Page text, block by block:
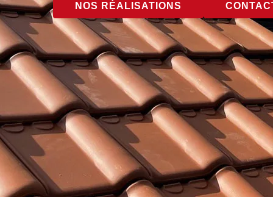
NOS RÉALISATIONS